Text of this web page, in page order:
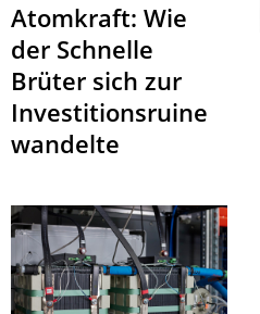
Atomkraft: Wie
der Schnelle
Brüter sich zur
Investitionsruine
wandelte